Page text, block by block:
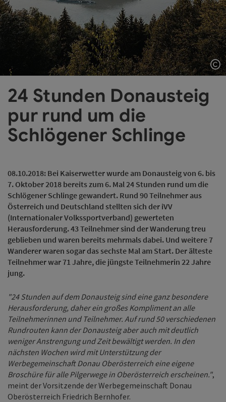
24 Stunden Donausteig
pur rund um die
Schlögener Schlinge
08.10.2018: Bei Kaiserwetter wurde am Donausteig von 6. bis
7. Oktober 2018 bereits zum 6. Mal 24 Stunden rund um die
Schlögener Schlinge gewandert. Rund 90 Teilnehmer aus
Österreich und Deutschland stellten sich der iVV
(Internationaler Volkssportverband) gewerteten
Herausforderung. 43 Teilnehmer sind der Wanderung treu
geblieben und waren bereits mehrmals dabei. Und weitere 7
Wanderer waren sogar das sechste Mal am Start. Der älteste
Teilnehmer war 71 Jahre, die jüngste Teilnehmerin 22 Jahre
jung.
"24 Stunden auf dem Donausteig sind eine ganz besondere
Herausforderung, daher ein großes Kompliment an alle
Teilnehmerinnen und Teilnehmer. Auf rund 50 verschiedenen
Rundrouten kann der Donausteig aber auch mit deutlich
weniger Anstrengung und Zeit bewältigt werden. In den
nächsten Wochen wird mit Unterstützung der
Werbegemeinschaft Donau Oberösterreich eine eigene
Broschüre für alle Pilgerwege in Oberösterreich erscheinen.",
meint der Vorsitzende der Werbegemeinschaft Donau
Oberösterreich Friedrich Bernhofer.